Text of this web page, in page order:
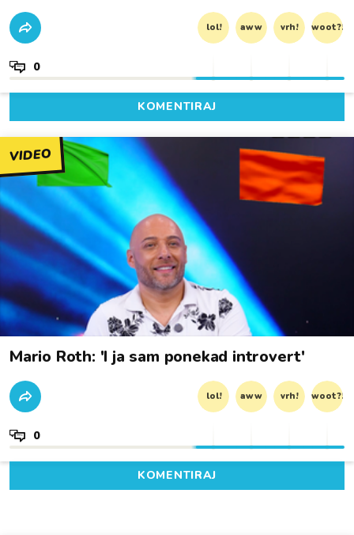
lol! aww vrh! woot?!
0
KOMENTIRAJ
VIDEO
Mario Roth: 'I ja sam ponekad introvert'
lol! aww vrh! woot?!
0
KOMENTIRAJ